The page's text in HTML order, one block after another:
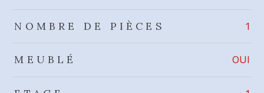
NOMBRE DE PIÈCES 1
MEUBLÉ OUI